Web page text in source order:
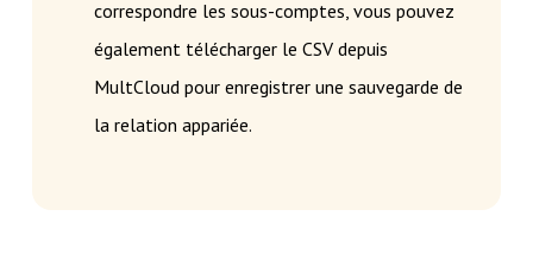
correspondre les sous-comptes, vous pouvez
également télécharger le CSV depuis
MultCloud pour enregistrer une sauvegarde de
la relation appariée.